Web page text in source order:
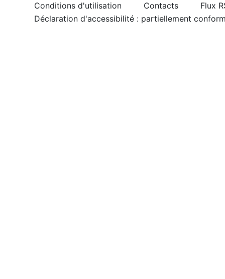
Conditions d'utilisation Contacts
Flux
Déclaration d'accessibilité : partiellement